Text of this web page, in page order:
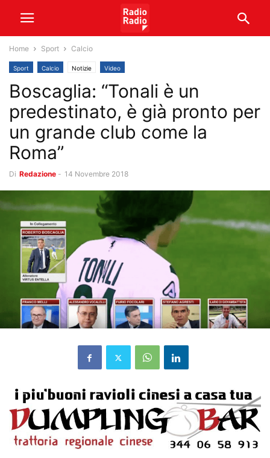
Home Sport Calcio
Sport Calcio Notizie Video
Boscaglia: “Tonali è un
predestinato, è già pronto per
un grande club come la
Roma”
Di Redazione - 14 Novembre 2018